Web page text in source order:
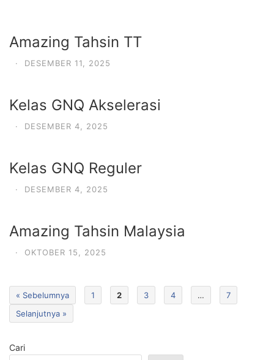
Amazing Tahsin TT
· DESEMBER 11, 2025
Kelas GNQ Akselerasi
· DESEMBER 4, 2025
Kelas GNQ Reguler
· DESEMBER 4, 2025
Amazing Tahsin Malaysia
· OKTOBER 15, 2025
« Sebelumnya 1 2 3 4 …
7
Selanjutnya »
Cari